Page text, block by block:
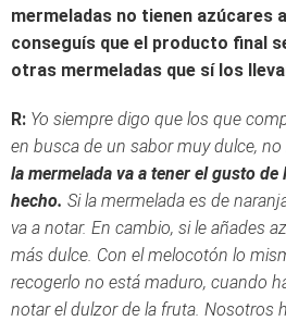
mermeladas no tienen azúcares
conseguís que el producto final
otras mermeladas que sí los
R: Yo siempre digo que los que
en busca de un sabor muy dulce,
la mermelada va a tener el gusto
hecho. Si la mermelada es de
va a notar. En cambio, si le añades
más dulce. Con el melocotón lo
recogerlo no está maduro, cuando
notar el dulzor de la fruta. Nosotros